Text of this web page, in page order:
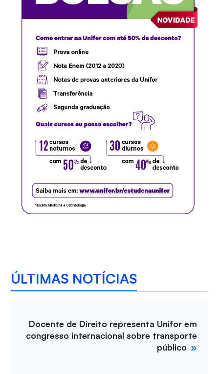
ÚLTIMAS NOTÍCIAS
Docente de Direito representa Unifor em
congresso internacional sobre transporte
público